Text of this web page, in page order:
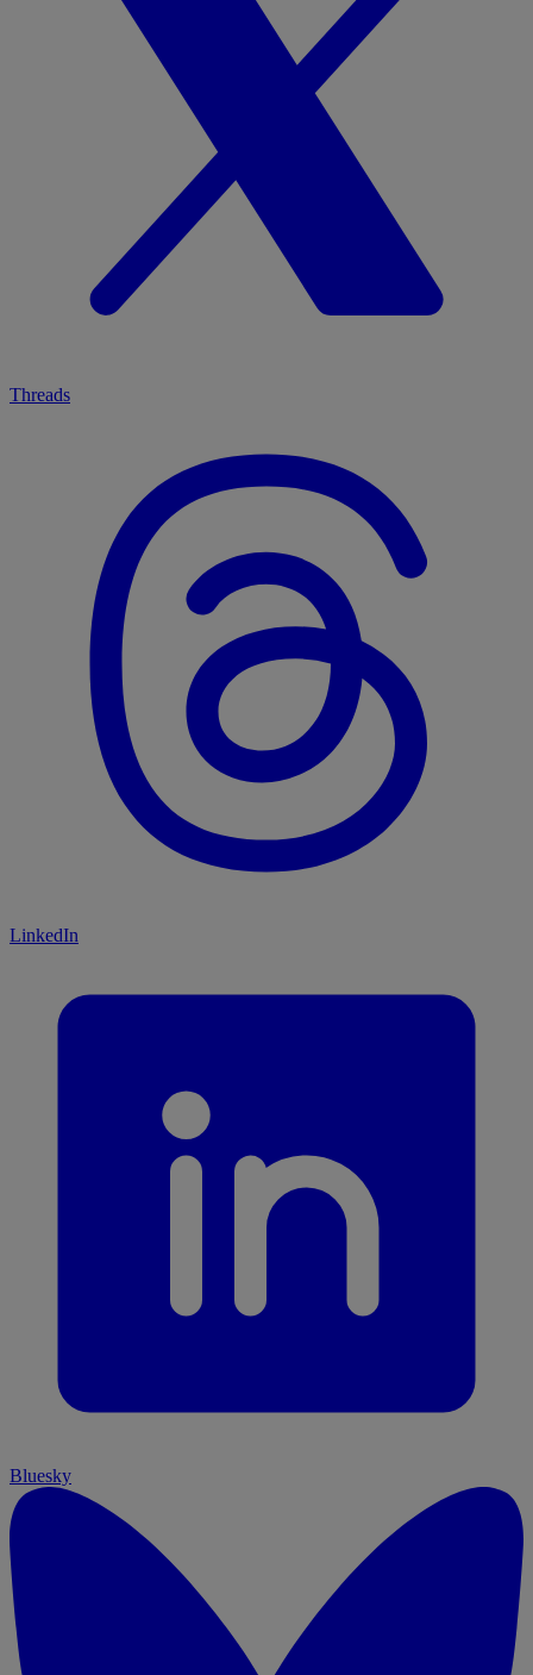
Threads
LinkedIn
Bluesky